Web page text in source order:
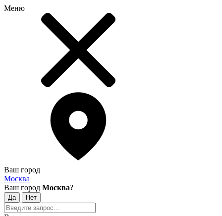
Меню
Ваш город
Москва
Ваш город Москва?